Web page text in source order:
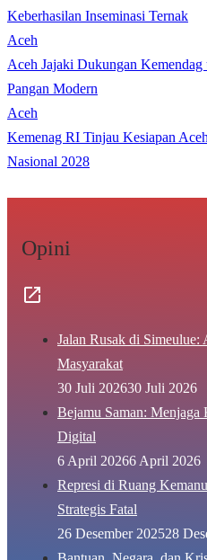
Keberhasilan Inseminasi Ternak
Aceh
Aceh Jajaki Dukungan
Pangan Modern
Aceh
Kemenag RI Tinjau Kesiapan
Nasional 2028
Opini
Jalan Rusak di Simeulue:
Masyarakat
30 Juli 202630 Juli 2026
Bejamu Saman: Menjaga
Digital
6 April 20266 April 2026
Represi di Ruang
Strategis Fatal
26 Desember 202528